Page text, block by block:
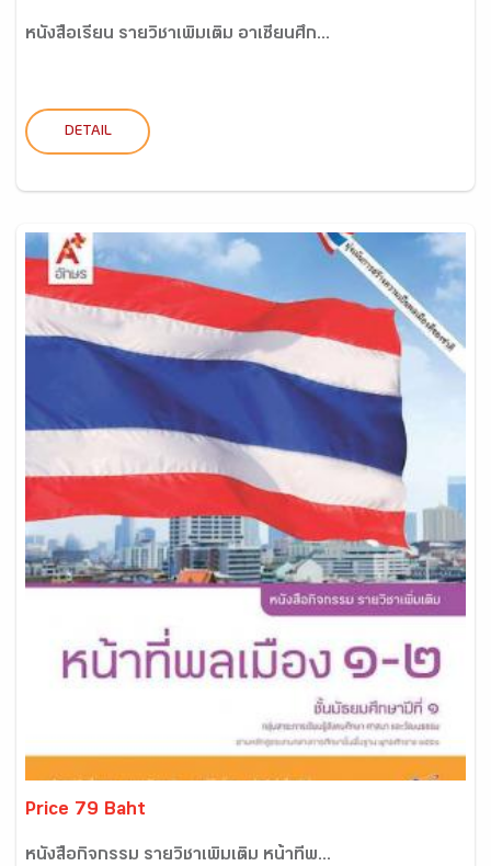
หนังสือเรียน รายวิชาเพิ่มเติม อาเซียนศึก...
DETAIL
Price 79 Baht
หนังสือกิจกรรม รายวิชาเพิ่มเติม หน้าที่พ...